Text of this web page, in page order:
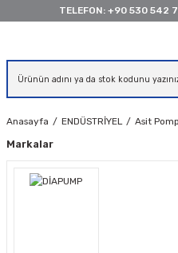
TELEFON: +90 530 542
Anasayfa ENDÜSTRİYEL Asit
Markalar